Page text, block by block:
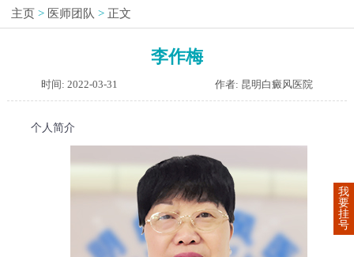
主页 > 医师团队 > 正文
李作梅
时间: 2022-03-31 作者: 昆明白癜风医院
个人简介
我
要
挂
号